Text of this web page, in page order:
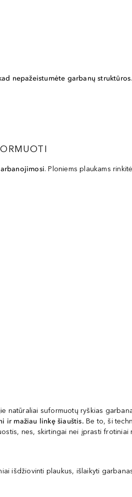
nepažeistumėte garbanų struktūros.
. Ploniems plaukams
suformuotų ryškias
ir mažiau linkę šiauštis. Be to, ši
nes, skirtingai nei įprasti
išdžiovinti plaukus, išlaikyti